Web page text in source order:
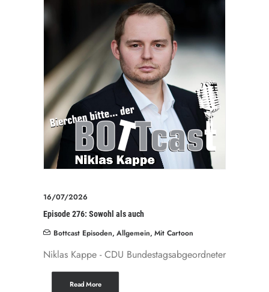
16/07/2026
Episode 276: Sowohl als auch
Bottcast Episoden, Allgemein, Mit Cartoon
Niklas Kappe - CDU Bundestagsabgeordneter
Read More